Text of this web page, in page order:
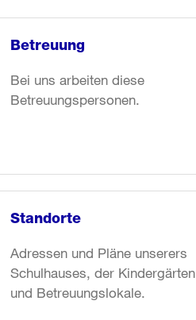
Betreuung
Bei uns arbeiten diese
Betreuungspersonen.
zum
Betreuung
Standorte
Adressen und Pläne unserers
Schulhauses, der Kindergärten
und Betreuungslokale.